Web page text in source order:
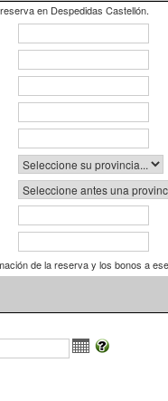
en Despedidas Castellón.
de la reserva y los bonos a